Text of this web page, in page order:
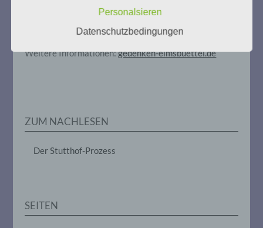
Leben in Menschenwürde garantiert.
Vom 20. April bis 14. Juni 2026
Weitere Informationen:gedenken-eimsbuettel.de
ZUM NACHLESEN
Der Stutthof-Prozess
SEITEN
im Zusammenhang mit
personenbezogenen Daten wie das
Erheben, das Erfassen, die Organisation,
das Ordnen, die Speicherung, die
Auslesen, das Abfragen, die Verwendung,
d) Einschränkung der Verarbeitung
Personalsieren
Datenschutzbedingungen